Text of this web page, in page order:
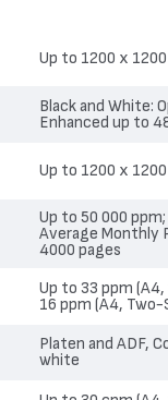
Up to 1200 x
Black and White:
Enhanced up to
Up to 1200 x
Up to 50 000
Average Monthly
4000 pages
Up to 33 ppm
16 ppm (A4, Two-
Platen and ADF,
white